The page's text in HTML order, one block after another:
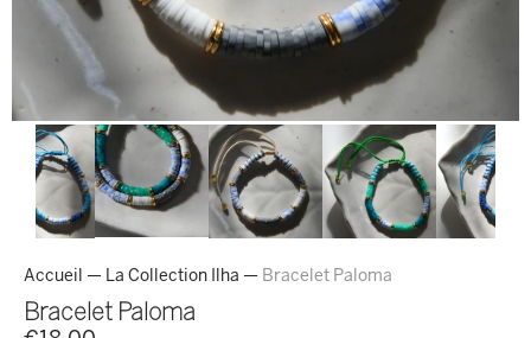
Accueil — La Collection Ilha — Bracelet Paloma
Bracelet Paloma